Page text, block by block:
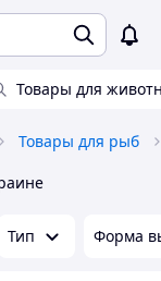
Товары для
Товары для рыб
Тип Форма